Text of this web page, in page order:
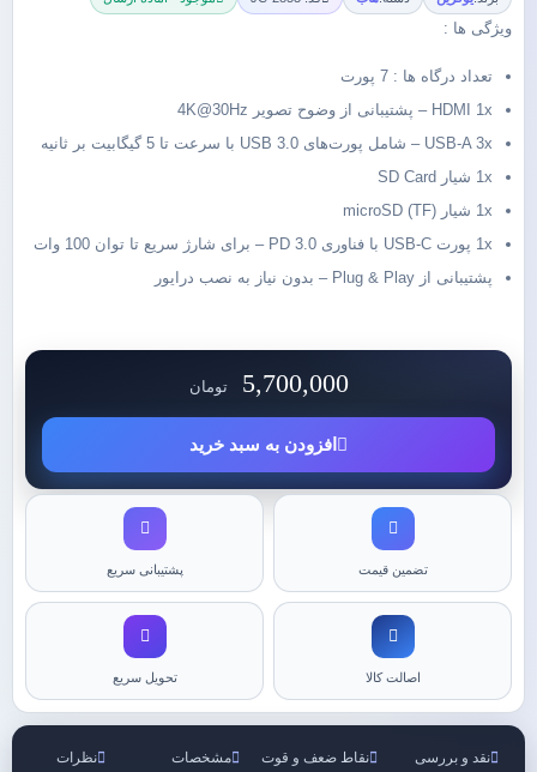
ویژگی ها :
تعداد درگاه ها : 7 پورت
HDMI 1x – پشتیبانی از وضوح تصویر 4K@30Hz
USB-A 3x – شامل پورت‌های USB 3.0 با سرعت تا 5 گیگابیت بر ثانیه
1x شیار SD Card
1x شیار microSD (TF)
1x پورت USB-C با فناوری PD 3.0 – برای شارژ سریع تا توان 100 وات
پشتیبانی از Plug & Play – بدون نیاز به نصب درایور
5,700,000 تومان
افزودن به سبد خرید
تضمین قیمت پشتیبانی سریع
اصالت کالا تحویل سریع
نقد و بررسی نقاط ضعف و قوت مشخصات نظرات